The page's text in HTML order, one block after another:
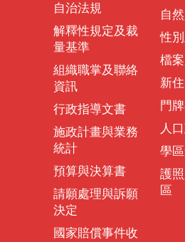
自治法規
解釋性規定及裁
量基準
組織職掌及聯絡
資訊
行政指導文書
施政計畫與業務
統計
預算與決算書
請願處理與訴願
決定
國家賠償事件收
自
性
檔
新
門
人
學
護
區